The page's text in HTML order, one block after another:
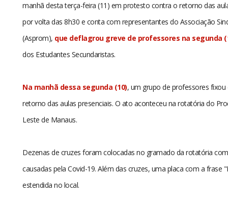
manhã desta terça-feira (11) em protesto contra o retorno das
por volta das 8h30 e conta com representantes do Associação
(Asprom), que deflagrou greve de professores na segunda
dos Estudantes Secundaristas.
Na manhã dessa segunda (10), um grupo de professores
retorno das aulas presenciais. O ato aconteceu na rotatória do
Leste de Manaus.
Dezenas de cruzes foram colocadas no gramado da rotatória
causadas pela Covid-19. Além das cruzes, uma placa com a frase
estendida no local.